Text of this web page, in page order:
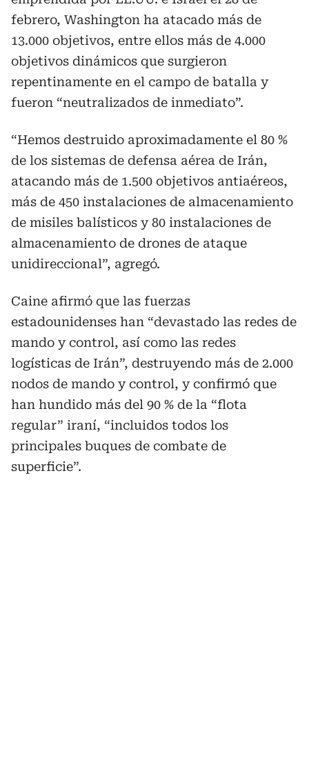
febrero, Washington ha atacado más de
13.000 objetivos, entre ellos más de 4.000
objetivos dinámicos que surgieron
repentinamente en el campo de batalla y
fueron “neutralizados de inmediato”.
“Hemos destruido aproximadamente el 80 %
de los sistemas de defensa aérea de Irán,
atacando más de 1.500 objetivos antiaéreos,
más de 450 instalaciones de almacenamiento
de misiles balísticos y 80 instalaciones de
almacenamiento de drones de ataque
unidireccional”, agregó.
Caine afirmó que las fuerzas
estadounidenses han “devastado las redes de
mando y control, así como las redes
logísticas de Irán”, destruyendo más de 2.000
nodos de mando y control, y confirmó que
han hundido más del 90 % de la “flota
regular” iraní, “incluidos todos los
principales buques de combate de
superficie”.